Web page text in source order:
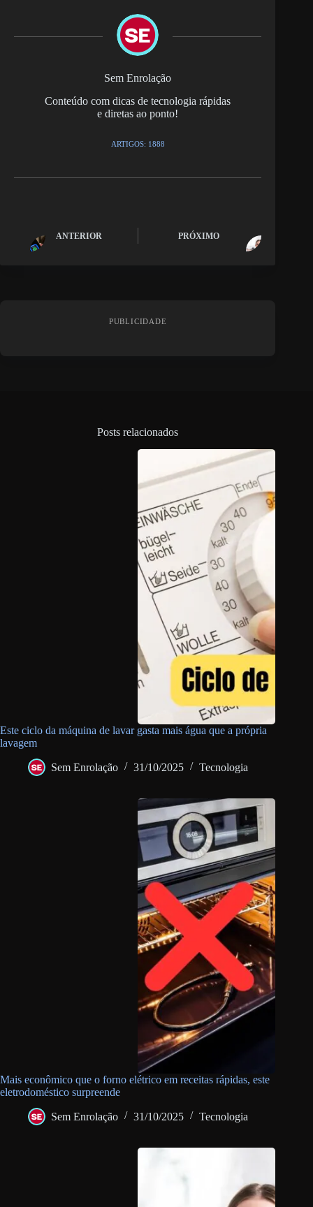
Sem Enrolação
Conteúdo com dicas de tecnologia rápidas
e diretas ao ponto!
ARTIGOS: 1888
ANTERIOR PRÓXIMO
PUBLICIDADE
Posts relacionados
Este ciclo da máquina de lavar gasta mais água que a própria
lavagem
Sem Enrolação 31/10/2025 Tecnologia
Mais econômico que o forno elétrico em receitas rápidas, este
eletrodoméstico surpreende
Sem Enrolação 31/10/2025 Tecnologia